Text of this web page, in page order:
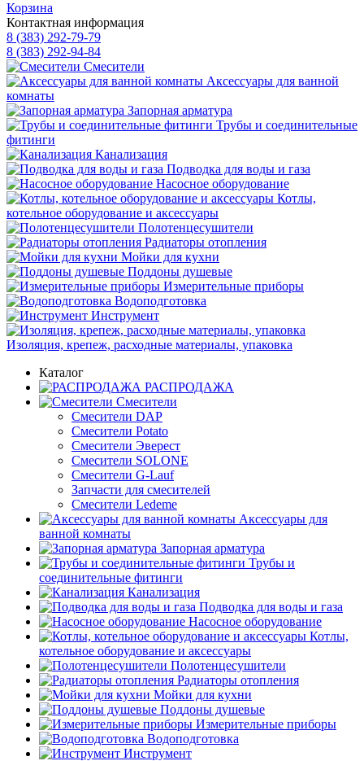
Корзина
Контактная информация
8 (383) 292-79-79
8 (383) 292-94-84
Смесители
Аксессуары для ванной
комнаты
Запорная арматура
Трубы и соединительные
фитинги
Канализация
Подводка для воды и газа
Насосное оборудование
Котлы,
котельное оборудование и аксессуары
Полотенцесушители
Радиаторы отопления
Мойки для кухни
Поддоны душевые
Измерительные приборы
Водоподготовка
Инструмент
Изоляция, крепеж, расходные материалы, упаковка
Каталог
РАСПРОДАЖА
Смесители
Смесители DAP
Смесители Potato
Смесители Эверест
Смесители SOLONE
Смесители G-Lauf
Запчасти для смесителей
Смесители Ledeme
Аксессуары для
ванной комнаты
Запорная арматура
Трубы и
соединительные фитинги
Канализация
Подводка для воды и газа
Насосное оборудование
Котлы,
котельное оборудование и аксессуары
Полотенцесушители
Радиаторы отопления
Мойки для кухни
Поддоны душевые
Измерительные приборы
Водоподготовка
Инструмент